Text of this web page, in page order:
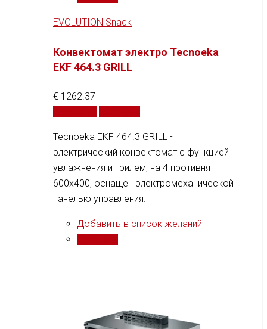
EVOLUTION Snack
Конвектомат электро Tecnoeka
EKF 464.3 GRILL
€ 1262.37
Tecnoeka EKF 464.3 GRILL -
электрический конвектомат с функцией
увлажнения и грилем, на 4 противня
600х400, оснащен электромеханической
панелью управления.
Добавить в список желаний